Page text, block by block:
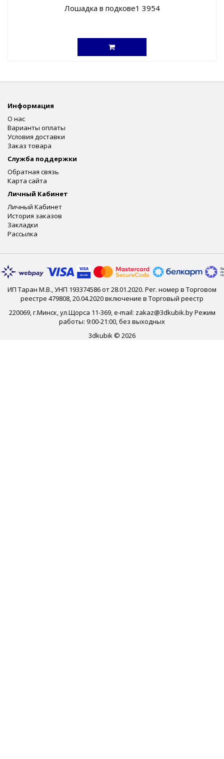
Лошадка в подкове1 3954
Информация
О нас
Варианты оплаты
Условия доставки
Заказ товара
Служба поддержки
Обратная связь
Карта сайта
Личный Кабинет
Личный Кабинет
История заказов
Закладки
Рассылка
ИП Таран М.В., УНП 193374586 от 28.01.2020. Рег. номер в Торговом
реестре 479808, 20.04.2020 включение в Торговый реестр
220069, г.Минск, ул.Щорса 11-369, e-mail: zakaz@3dkubik.by Режим
работы: 9:00-21:00, без выходных
3dkubik © 2026